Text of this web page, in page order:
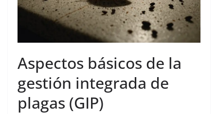
Aspectos básicos de la
gestión integrada de
plagas (GIP)